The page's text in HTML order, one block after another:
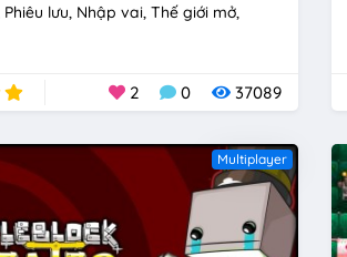
Phiêu lưu Nhập vai Thế giới mở
2 0 37089
Multiplayer